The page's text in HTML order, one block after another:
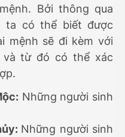
Bởi thông qua
ta có thể biết được
mệnh sẽ đi kèm với
và từ đó có thể xác
Những người sinh
Những người sinh